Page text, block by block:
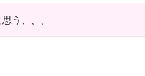
う、、、